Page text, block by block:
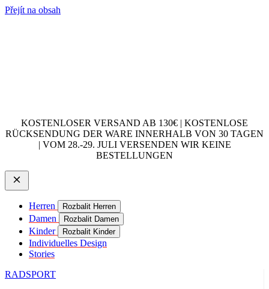
Přejít na obsah
KOSTENLOSER VERSAND AB 130€ | KOSTENLOSE
RÜCKSENDUNG DER WARE INNERHALB VON 30 TAGEN
| VOM 28.-29. JULI VERSENDEN WIR KEINE
BESTELLUNGEN
Herren Rozbalit Herren
Damen Rozbalit Damen
Kinder Rozbalit Kinder
Individuelles Design
Stories
RADSPORT